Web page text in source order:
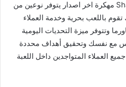
بعد تحميل Shawarma Legend مهكرة اخر اصدار يتوفر نوعين من
باللعب بحرية وخدمة العملاء
وتتوفر ميزة التحديات اليومية
مع نفسك وتحقيق أهداف محددة
العملاء المتواجدين داخل اللعبة